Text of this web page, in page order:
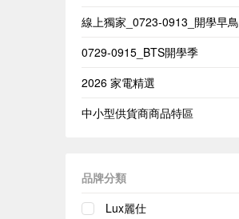
線上獨家_0723-0913_開學早鳥
0729-0915_BTS開學季
2026 家電精選
中小型供貨商商品特區
品牌分類
Lux麗仕